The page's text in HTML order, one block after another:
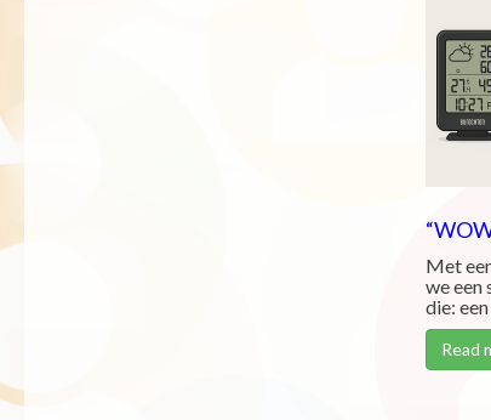
Met
we een
die:
Read